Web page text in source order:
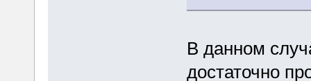
В данном
достаточно